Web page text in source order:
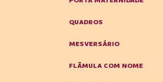
QUADROS
MESVERSÁRIO
FLÂMULA COM NOME